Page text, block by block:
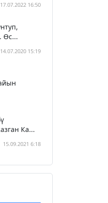
17.07.2022 16:50
Өс...
14.07.2020 15:19
Ка...
15.09.2021 6:18